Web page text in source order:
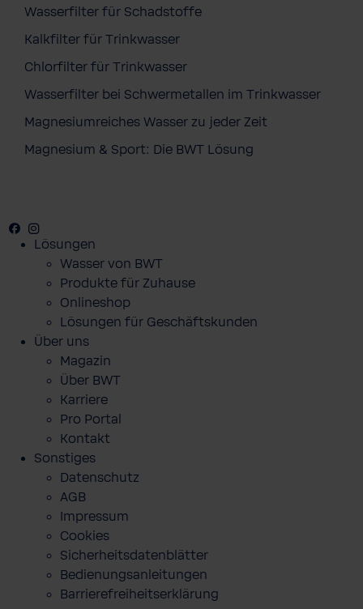
Wasserfilter für Schadstoffe
Kalkfilter für Trinkwasser
Chlorfilter für Trinkwasser
Wasserfilter bei Schwermetallen im Trinkwasser
Magnesiumreiches Wasser zu jeder Zeit
Magnesium & Sport: Die BWT Lösung
Facebook
Youtube
Lösungen
Wasser von BWT
Produkte für Zuhause
Onlineshop
Lösungen für Geschäftskunden
Über uns
Magazin
Über BWT
Karriere
Pro Portal
Kontakt
Sonstiges
Datenschutz
AGB
Impressum
Cookies
Sicherheitsdatenblätter
Bedienungsanleitungen
Barrierefreiheitserklärung